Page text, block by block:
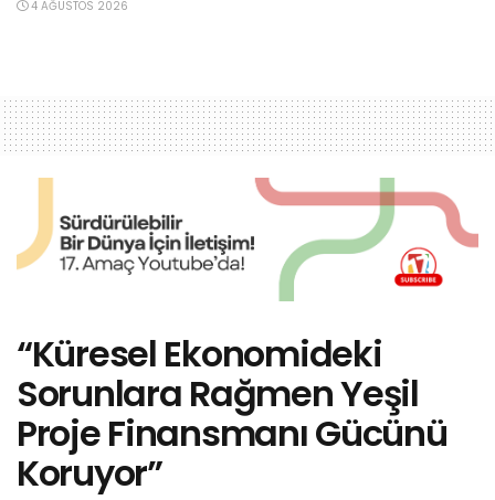
4 AĞUSTOS 2026
“Küresel Ekonomideki
Sorunlara Rağmen Yeşil
Proje Finansmanı Gücünü
Koruyor”